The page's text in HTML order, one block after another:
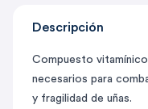
Descripción
Compuesto
necesarios para
y fragilidad de uñas.